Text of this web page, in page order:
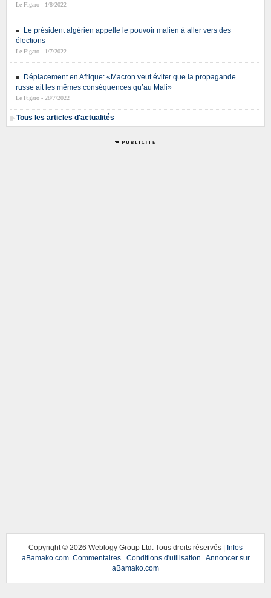
Le Figaro - 1/8/2022
Le président algérien appelle le pouvoir malien à aller vers des
élections
Le Figaro - 1/7/2022
Déplacement en Afrique: «Macron veut éviter que la propagande
russe ait les mêmes conséquences qu’au Mali»
Le Figaro - 28/7/2022
Tous les articles d'actualités
Copyright © 2026 Weblogy Group Ltd. Tous droits réservés |
Infos
aBamako.com. Commentaires. Conditions d'utilisation .Annoncer sur
aBamako.com